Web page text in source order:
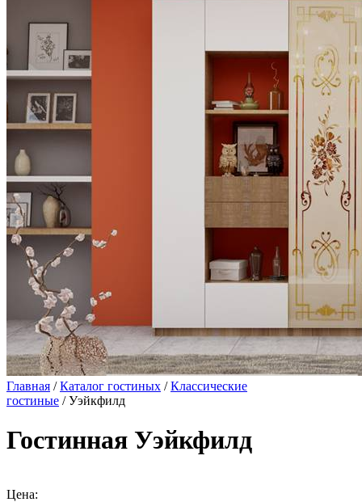
Главная /Каталог гостиных /Классические
гостиные / Уэйкфилд
Гостинная Уэйкфилд
Цена: